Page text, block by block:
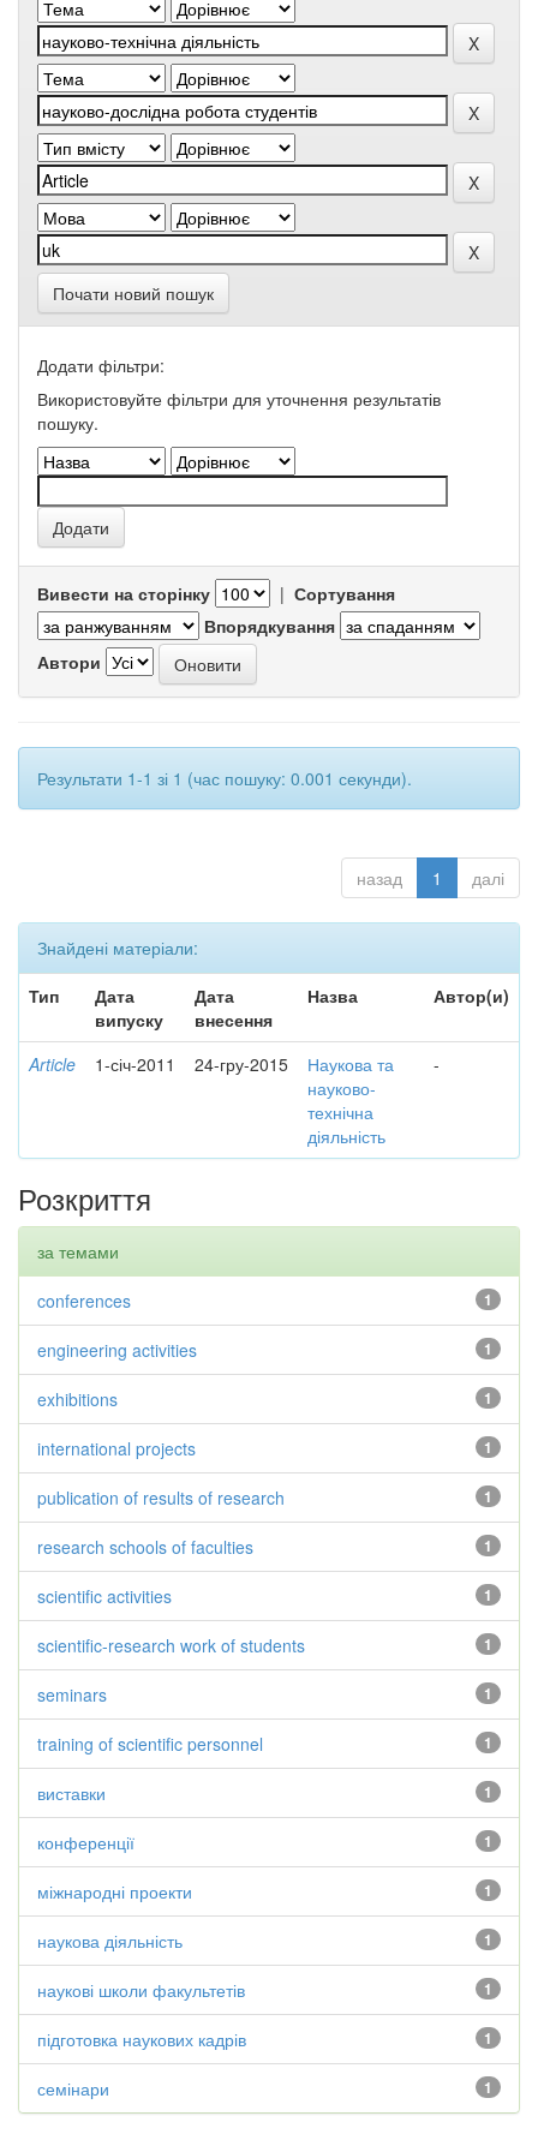
Почати новий пошук
Додати фільтри:
Використовуйте фільтри для уточнення результатів
пошуку.
Вивести на сторінку | Сортування
Впорядкування
Автори
Результати 1-1 зі 1 (час пошуку: 0.001 секунди).
назад 1 далі
Знайдені матеріали:
Тип
Дата
випуску
Дата
внесення
Назва Автор(и)
Article 1-січ-2011 24-гру-2015
Наукова та
науково-
технічна
діяльність
-
Розкриття
за темами
1
conferences
1
engineering activities
1
exhibitions
1
international projects
1
publication of results of research
1
research schools of faculties
1
scientific activities
1
scientific-research work of students
1
seminars
1
training of scientific personnel
1
виставки
1
конференції
1
міжнародні проекти
1
наукова діяльність
1
наукові школи факультетів
1
підготовка наукових кадрів
1
семінари